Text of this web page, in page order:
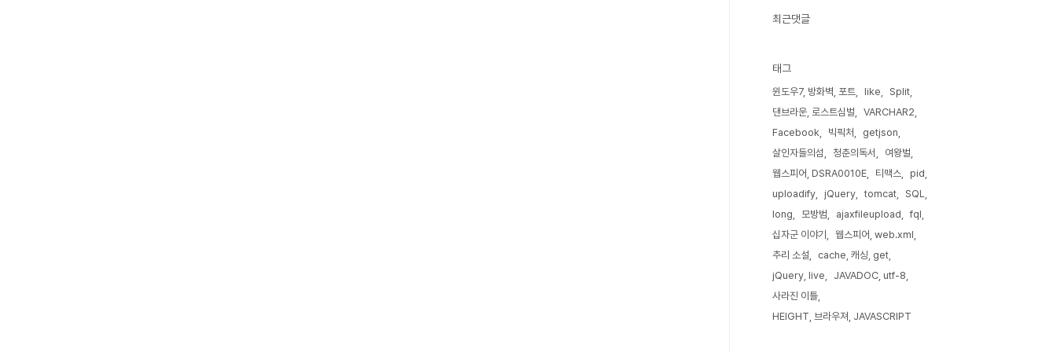
최근댓글
태그
윈도우7, 방화벽, 포트 like
Split
댄브라운, 로스트심벌
VARCHAR2
Facebook
빅픽처
getjson
살인자들의섬
청춘의독서
여왕벌
웹스피어, DSRA0010E
티맥스
pid
uploadify
jQuery tomcat
SQL
long
모방범 ajaxfileupload
fql
십자군 이야기
웹스피어, web.xml
추리 소설
cache, 캐싱, get
jQuery, live
JAVADOC, utf-8
사라진 이틀
HEIGHT, 브라우져, JAVASCRIPT